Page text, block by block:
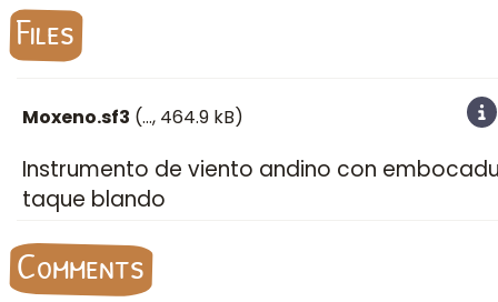
Files
Moxeno.sf3 (…, 464.9 kB)
Instrumento de viento andino con
taque blando
Comments